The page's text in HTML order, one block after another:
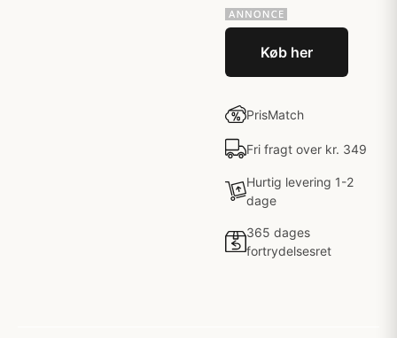
Køb her
PrisMatch
Fri fragt over kr. 349
Hurtig levering 1-2
dage
365 dages
fortrydelsesret